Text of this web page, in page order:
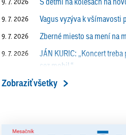
PETÁKOVÁ:
9. 7. 2026 Vagus vyzýva k všímavosti
9. 7. 2026 Zberné miesto sa mení na
9. 7. 2026
JÁN KURIC: „Koncert
cez mobil.“
9. 7. 2026 Prečo vlaky v Lamači trúbia
18. 6. 2026
13. ročník Simultánky pod
Zobraziť všetky